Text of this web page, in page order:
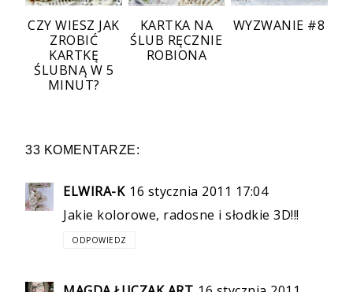
CZY WIESZ JAK
ZROBIĆ
KARTKĘ
ŚLUBNĄ W 5
MINUT?
KARTKA NA
ŚLUB RĘCZNIE
ROBIONA
WYZWANIE #8
33 KOMENTARZE:
ELWIRA-K 16 stycznia 2011 17:04
Jakie kolorowe, radosne i słodkie 3D!!!
ODPOWIEDZ